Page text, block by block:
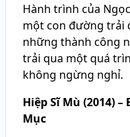
Hành trình của
một con đường trải
những thành công
trải qua một quá
không ngừng nghỉ.
Hiệp Sĩ Mù (2014)
Mục